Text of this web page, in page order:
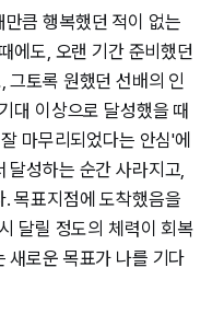
큼 행복했던 적이 없는
에도, 오랜 기간 준비했던
그토록 원했던 선배의 인
대 이상으로 달성했을 때
마무리되었다는 안심'에
달성하는 순간 사라지고,
목표지점에 도착했음을
달릴 정도의 체력이 회복
새로운 목표가 나를 기다